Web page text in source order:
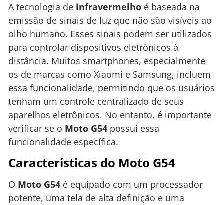
A tecnologia de infravermelho é baseada na
emissão de sinais de luz que não são visíveis ao
olho humano. Esses sinais podem ser utilizados
para controlar dispositivos eletrônicos à
distância. Muitos smartphones, especialmente
os de marcas como Xiaomi e Samsung, incluem
essa funcionalidade, permitindo que os usuários
tenham um controle centralizado de seus
aparelhos eletrônicos. No entanto, é importante
verificar se o Moto G54 possui essa
funcionalidade específica.
Características do Moto G54
O Moto G54 é equipado com um processador
potente, uma tela de alta definição e uma